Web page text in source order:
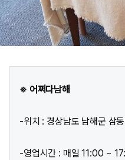
※ 어쩌다남해
-위치 : 경상남도 남해군 삼
-영업시간 : 매일 11:00 ~